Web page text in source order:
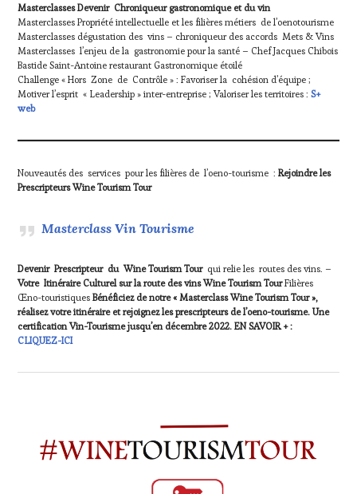
Masterclasses Devenir Chroniqueur gastronomique et du vin
Masterclasses Propriété intellectuelle et les filières métiers de l’oenotourisme
Masterclasses dégustation des vins – chroniqueur des accords Mets & Vins
Masterclasses l’enjeu de la gastronomie pour la santé – Chef Jacques Chibois
Bastide Saint-Antoine restaurant Gastronomique étoilé
Challenge « Hors Zone de Contrôle » : Favoriser la cohésion d’équipe ;
Motiver l’esprit « Leadership » inter-entreprise ; Valoriser les territoires :S+
web
Nouveautés des services pour les filières de l’oeno-tourisme :Rejoindre les
Prescripteurs Wine Tourism Tour
Masterclass Vin Tourisme
Devenir Prescripteur du Wine Tourism Tourqui relie les routes des vins. –
Votre Itinéraire Culturel sur la route des vins Wine Tourism TourFilières
Œno-touristiquesBénéficiez de notre « Masterclass Wine Tourism Tour »,
réalisez votre itinéraire et rejoignez les prescripteurs de l’oeno-tourisme. Une
certification Vin-Tourisme jusqu’en décembre 2022. EN SAVOIR + :
CLIQUEZ-ICI